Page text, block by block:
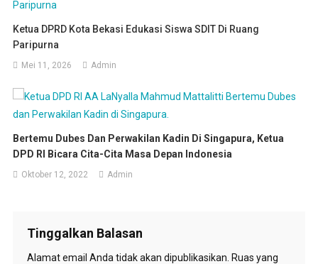
Ketua DPRD Kota Bekasi Edukasi Siswa SDIT Di Ruang
Paripurna
Mei 11, 2026 Admin
Bertemu Dubes Dan Perwakilan Kadin Di Singapura, Ketua
DPD RI Bicara Cita-Cita Masa Depan Indonesia
Oktober 12, 2022 Admin
Tinggalkan Balasan
Alamat email Anda tidak akan dipublikasikan. Ruas yang